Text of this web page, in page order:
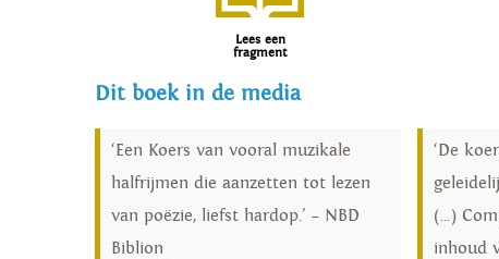
Lees een
fragment
Dit boek in de media
‘Een Koers van vooral muzikale
halfrijmen die aanzetten tot lezen
van poëzie, liefst hardop.’ – NBD
Biblion
‘De
(…)
inhoud